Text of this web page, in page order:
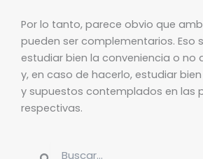
Por lo tanto, parece obvio que
pueden ser complementarios. Eso
estudiar bien la conveniencia o no
y, en caso de hacerlo, estudiar
y supuestos contemplados en las
respectivas.
Buscar